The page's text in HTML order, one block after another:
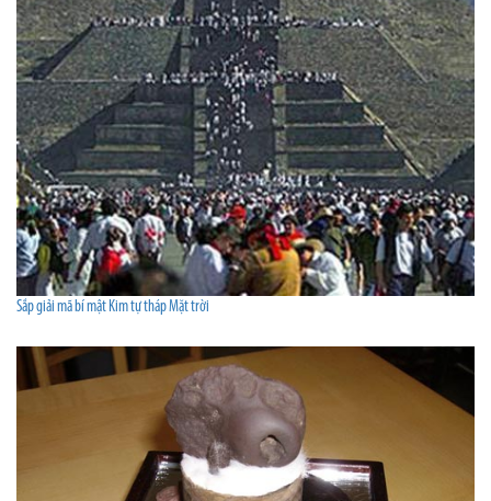
Sắp giải mã bí mật Kim tự tháp Mặt trời